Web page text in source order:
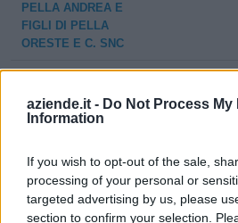
aziende.it - Do Not Process My
Information
If you wish to opt-out of the sale,
processing of your personal or
targeted advertising by us, please
section to confirm your selection.
PELLA ANDREA E
FIGLI DI PELLA
ORESTE E C. SNC
DI PACE ALESSIA
ROVEGLIA
DAVIDE